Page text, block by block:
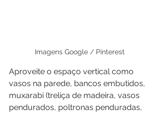
Imagens Google / Pinterest
Aproveite o espaço vertical como
vasos na parede, bancos embutidos,
muxarabi (treliça de madeira, vasos
pendurados, poltronas penduradas,